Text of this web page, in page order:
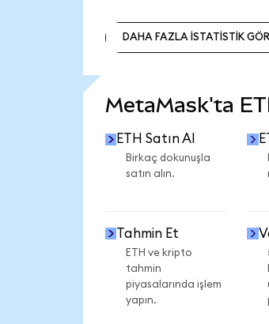
DAHA FAZLA İSTATİSTİK GÖR
MetaMask'ta
ETH Satın Al
Birkaç dokunuşla
satın alın.
Tahmin Et
ETH ve kripto
tahmin
piyasalarında işlem
yapın.